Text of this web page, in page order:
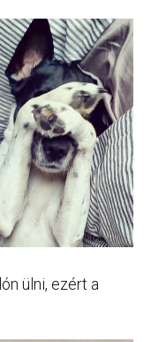
ülni, ezért a